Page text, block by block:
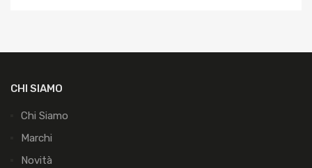
CHI SIAMO
Chi Siamo
Marchi
Novità